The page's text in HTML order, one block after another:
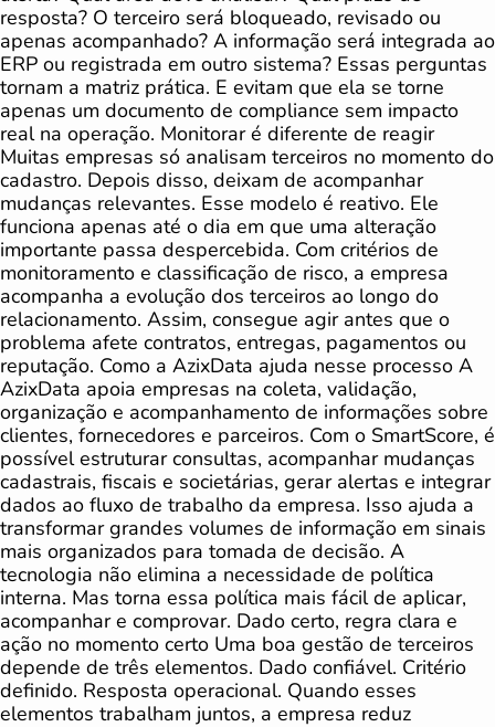
resposta? O terceiro será bloqueado, revisado ou
apenas acompanhado? A informação será integrada ao
ERP ou registrada em outro sistema? Essas perguntas
tornam a matriz prática. E evitam que ela se torne
apenas um documento de compliance sem impacto
real na operação. Monitorar é diferente de reagir
Muitas empresas só analisam terceiros no momento do
cadastro. Depois disso, deixam de acompanhar
mudanças relevantes. Esse modelo é reativo. Ele
funciona apenas até o dia em que uma alteração
importante passa despercebida. Com critérios de
monitoramento e classificação de risco, a empresa
acompanha a evolução dos terceiros ao longo do
relacionamento. Assim, consegue agir antes que o
problema afete contratos, entregas, pagamentos ou
reputação. Como a AzixData ajuda nesse processo A
AzixData apoia empresas na coleta, validação,
organização e acompanhamento de informações sobre
clientes, fornecedores e parceiros. Com o SmartScore, é
possível estruturar consultas, acompanhar mudanças
cadastrais, fiscais e societárias, gerar alertas e integrar
dados ao fluxo de trabalho da empresa. Isso ajuda a
transformar grandes volumes de informação em sinais
mais organizados para tomada de decisão. A
tecnologia não elimina a necessidade de política
interna. Mas torna essa política mais fácil de aplicar,
acompanhar e comprovar. Dado certo, regra clara e
ação no momento certo Uma boa gestão de terceiros
depende de três elementos. Dado confiável. Critério
definido. Resposta operacional. Quando esses
elementos trabalham juntos, a empresa reduz